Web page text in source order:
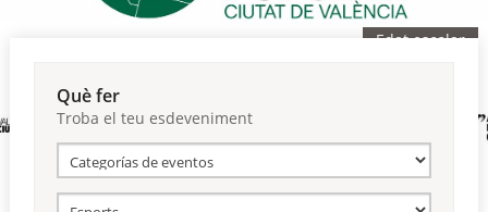
València en esport ▼
Reserves
Edat escolar
Què fer
Troba el teu esdeveniment